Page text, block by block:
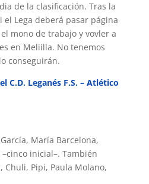
de la clasificación. Tras la
Lega deberá pasar página
mono de trabajo y vovler a
en Meliilla. No tenemos
conseguirán.
C.D. Leganés F.S. – Atlético
María Barcelona,
inicial–. También
Chuli, Pipi, Paula Molano,